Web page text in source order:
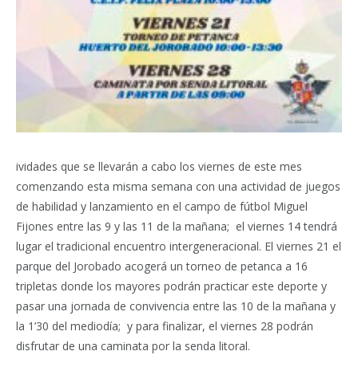
ividades que se llevarán a cabo los viernes de este mes
comenzando esta misma semana con una actividad de juegos
de habilidad y lanzamiento en el campo de fútbol Miguel
Fijones entre las 9 y las 11 de la mañana; el viernes 14 tendrá
lugar el tradicional encuentro intergeneracional. El viernes 21 el
parque del Jorobado acogerá un torneo de petanca a 16
tripletas donde los mayores podrán practicar este deporte y
pasar una jornada de convivencia entre las 10 de la mañana y
la 1’30 del mediodía; y para finalizar, el viernes 28 podrán
disfrutar de una caminata por la senda litoral.